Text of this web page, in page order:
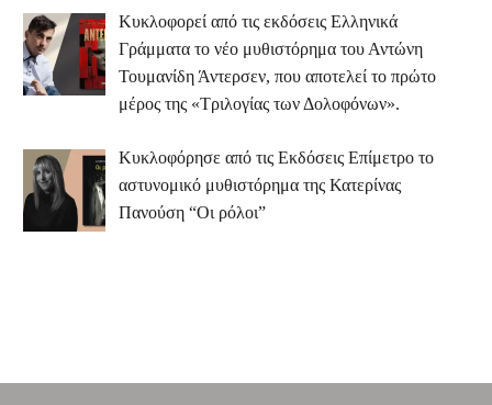
Κυκλοφορεί από τις εκδόσεις Ελληνικά
Γράμματα το νέο μυθιστόρημα του Αντώνη
Τουμανίδη Άντερσεν, που αποτελεί το πρώτο
μέρος της «Τριλογίας των Δολοφόνων».
Κυκλοφόρησε από τις Εκδόσεις Επίμετρο το
αστυνομικό μυθιστόρημα της Κατερίνας
Πανούση “Οι ρόλοι”